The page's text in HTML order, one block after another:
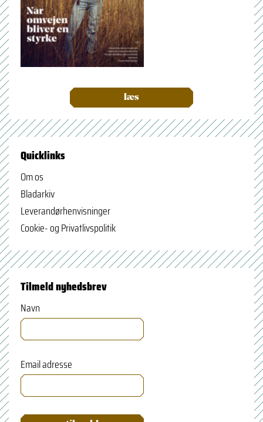
læs
Quicklinks
Om os
Bladarkiv
Leverandørhenvisninger
Cookie- og Privatlivspolitik
Tilmeld nyhedsbrev
Navn
Email adresse